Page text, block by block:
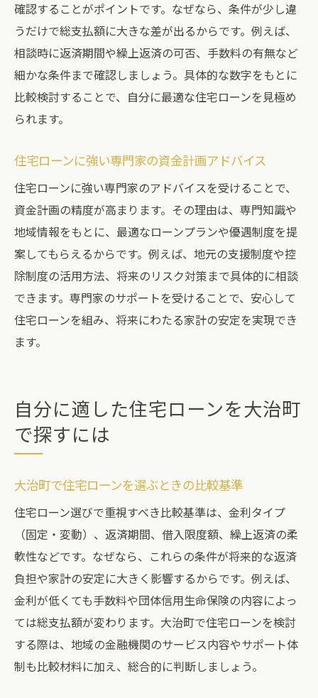
確認することがポイントです。なぜなら、条件が少し違
うだけで総支払額に大きな差が出るからです。例えば、
相談時に返済期間や繰上返済の可否、手数料の有無など
細かな条件まで確認しましょう。具体的な数字をもとに
比較検討することで、自分に最適な住宅ローンを見極め
られます。
住宅ローンに強い専門家の資金計画アドバイス
住宅ローンに強い専門家のアドバイスを受けることで、
資金計画の精度が高まります。その理由は、専門知識や
地域情報をもとに、最適なローンプランや優遇制度を提
案してもらえるからです。例えば、地元の支援制度や控
除制度の活用方法、将来のリスク対策まで具体的に相談
できます。専門家のサポートを受けることで、安心して
住宅ローンを組み、将来にわたる家計の安定を実現でき
ます。
自分に適した住宅ローンを大治町
で探すには
大治町で住宅ローンを選ぶときの比較基準
住宅ローン選びで重視すべき比較基準は、金利タイプ
（固定・変動）、返済期間、借入限度額、繰上返済の柔
軟性などです。なぜなら、これらの条件が将来的な返済
負担や家計の安定に大きく影響するからです。例えば、
金利が低くても手数料や団体信用生命保険の内容によっ
ては総支払額が変わります。大治町で住宅ローンを検討
する際は、地域の金融機関のサービス内容やサポート体
制も比較材料に加え、総合的に判断しましょう。